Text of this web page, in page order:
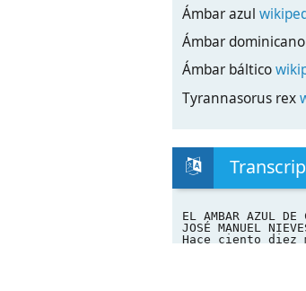
Ámbar azul
Ámbar dominicano
Ámbar báltico
Tyrannasorus rex
EL AMBAR AZUL DE
JOSÉ MANUEL
Hace ciento diez